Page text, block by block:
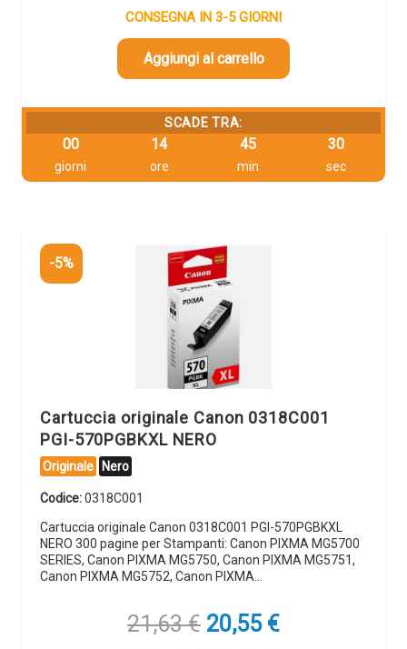
originale
era:
16,18 €.
attuale
è:
CONSEGNA IN 3-5 GIORNI
Aggiungi al carrello
SCADE TRA:
00
giorni
14
ore
45
min
29
sec
-5%
Cartuccia originale Canon 0318C001
PGI-570PGBKXL NERO
Originale Nero
Codice:0318C001
Cartuccia originale Canon 0318C001 PGI-570PGBKXL
NERO 300 pagine per Stampanti: Canon PIXMA MG5700
SERIES, Canon PIXMA MG5750, Canon PIXMA MG5751,
Canon PIXMA MG5752, Canon PIXMA…
21,63€ Il
20,55 €Il